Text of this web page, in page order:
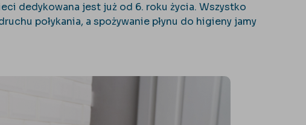
dedykowana jest już od 6. roku życia. Wszystko
połykania, a spożywanie płynu do higieny jamy